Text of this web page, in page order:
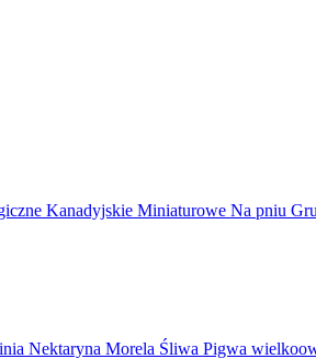
Kanadyjskie Miniaturowe Na pniu
Nektaryna Morela Śliwa Pigwa